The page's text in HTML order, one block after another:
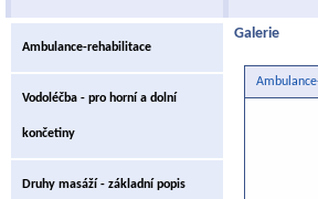
Galerie
Ambulance-rehabilitace
Vodoléčba - pro horní a dolní
končetiny
Druhy masáží - základní popis